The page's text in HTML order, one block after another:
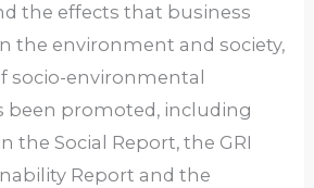
the effects that business
the environment and society,
socio-environmental
been promoted, including
the Social Report, the GRI
Report and the